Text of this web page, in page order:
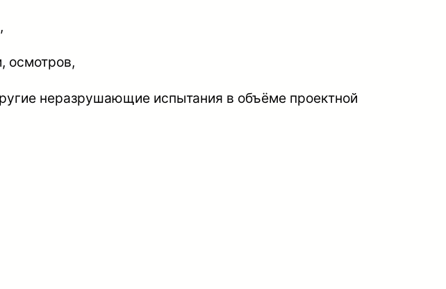
осмотров,
неразрушающие испытания в объёме проектной